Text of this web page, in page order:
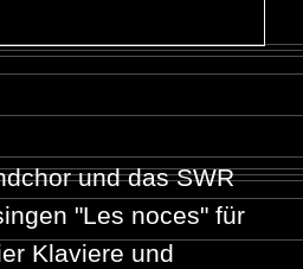
und das SWR
"Les noces" für
Klaviere und